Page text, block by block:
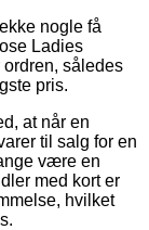
nogle få
Ladies
således
pris.
at når en
til salg for en
være en
med kort er
hvilket